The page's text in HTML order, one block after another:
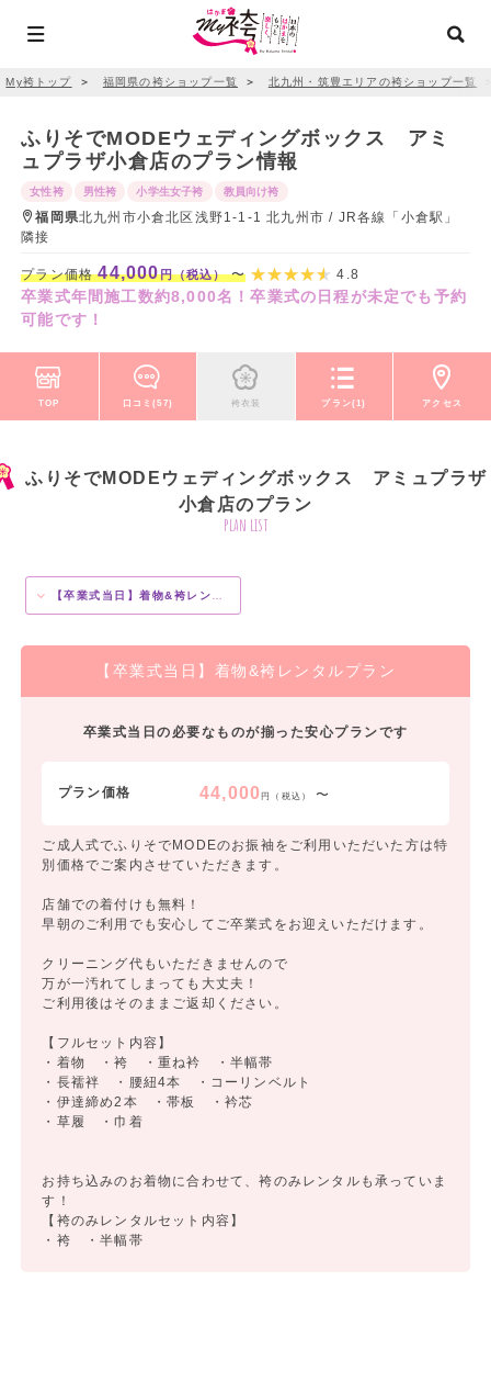
My袴トップ ＞ 福岡県の袴ショップ一覧 ＞ 北九州・筑豊エリアの袴ショップ一覧
ふりそでMODEウェディングボックス アミ
ュプラザ小倉店のプラン情報
女性袴 男性袴 小学生女子袴 教員向け袴
福岡県北九州市小倉北区浅野1-1-1 北九州市 / JR各線「小倉駅」
隣接
プラン価格44,000円（税込）〜 4.8
卒業式年間施工数約8,000名！卒業式の日程が未定でも予約
可能です！
TOP 口コミ(57) 袴衣装 プラン(1) アクセス
ふりそでMODEウェディングボックス アミュプラザ
小倉店のプラン
plan list
【卒業式当日】着物&袴レンタルプラン
【卒業式当日】着物&袴レンタルプラン
卒業式当日の必要なものが揃った安心プランです
プラン価格 44,000円（税込） 〜
ご成人式でふりそでMODEのお振袖をご利用いただいた方は特
別価格でご案内させていただきます。
店舗での着付けも無料！
早朝のご利用でも安心してご卒業式をお迎えいただけます。
クリーニング代もいただきませんので
万が一汚れてしまっても大丈夫！
ご利用後はそのままご返却ください。
【フルセット内容】
・着物 ・袴 ・重ね衿 ・半幅帯
・長襦袢 ・腰紐4本 ・コーリンベルト
・伊達締め2本 ・帯板 ・衿芯
・草履 ・巾着
お持ち込みのお着物に合わせて、袴のみレンタルも承っていま
す！
【袴のみレンタルセット内容】
・袴 ・半幅帯